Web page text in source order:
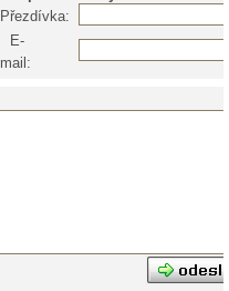
Přezdívka:
E-
mail: